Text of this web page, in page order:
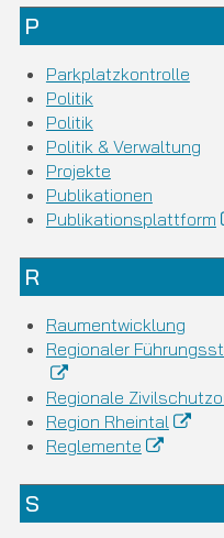
P
Parkplatzkontrolle
Politik
Politik
Politik & Verwaltung
Projekte
Publikationen
Publikationsplattform
R
Raumentwicklung
Regionaler
Regionale
Region Rheintal
Reglemente
S